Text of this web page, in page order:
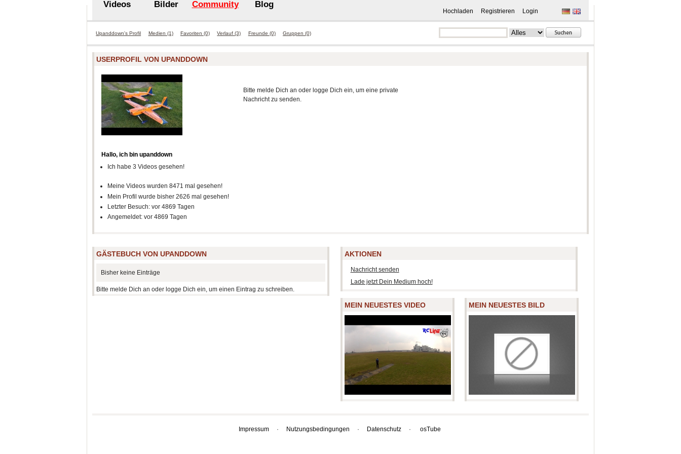
Hochladen Registrieren Login
Videos Bilder Community Blog
Upanddown's Profil Medien (1) Favoriten (0) Verlauf (3) Freunde (0) Gruppen (0)
USERPROFIL VON UPANDDOWN
Hallo, ich bin upanddown
Ich habe 3 Videos gesehen!
Meine Videos wurden 8471 mal gesehen!
Mein Profil wurde bisher 2626 mal gesehen!
Letzter Besuch: vor 4869 Tagen
Angemeldet: vor 4869 Tagen
Bitte melde Dich an oder logge Dich ein, um eine private
Nachricht zu senden.
GÄSTEBUCH VON UPANDDOWN
Bisher keine Einträge
Bitte melde Dich an oder logge Dich ein, um einen Eintrag zu schreiben.
AKTIONEN
Nachricht senden
Lade jetzt Dein Medium hoch!
MEIN NEUESTES VIDEO MEIN NEUESTES BILD
Impressum · Nutzungsbedingungen · Datenschutz · osTube